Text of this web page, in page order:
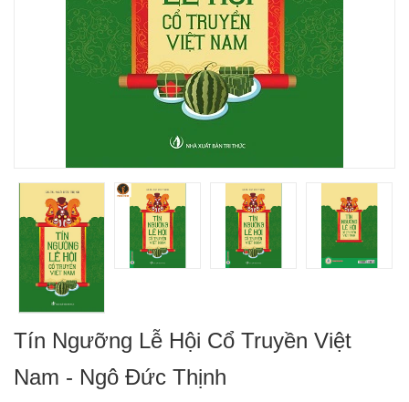
Tín Ngưỡng Lễ Hội Cổ Truyền Việt
Nam - Ngô Đức Thịnh